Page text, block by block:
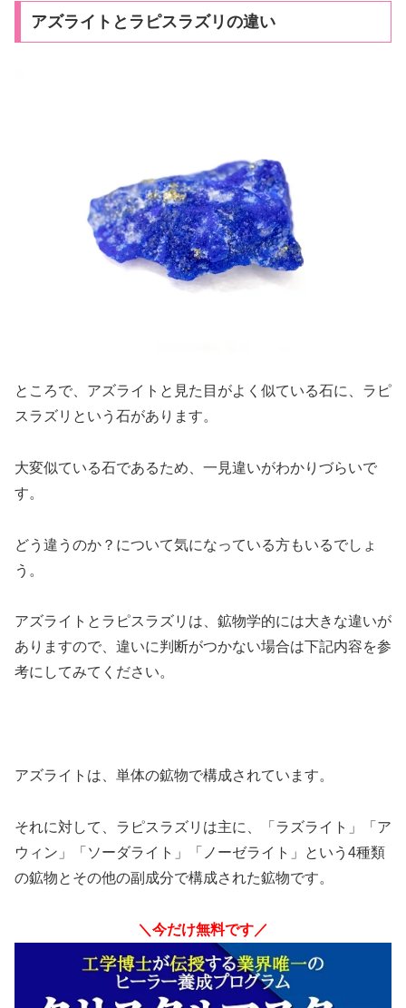
アズライトとラピスラズリの違い
ところで、アズライトと見た目がよく似ている石に、ラピ
スラズリという石があります。
大変似ている石であるため、一見違いがわかりづらいで
す。
どう違うのか？について気になっている方もいるでしょ
う。
アズライトとラピスラズリは、鉱物学的には大きな違いが
ありますので、違いに判断がつかない場合は下記内容を参
考にしてみてください。
アズライトは、単体の鉱物で構成されています。
それに対して、ラピスラズリは主に、「ラズライト」「ア
ウィン」「ソーダライト」「ノーゼライト」という4種類
の鉱物とその他の副成分で構成された鉱物です。
＼今だけ無料です／